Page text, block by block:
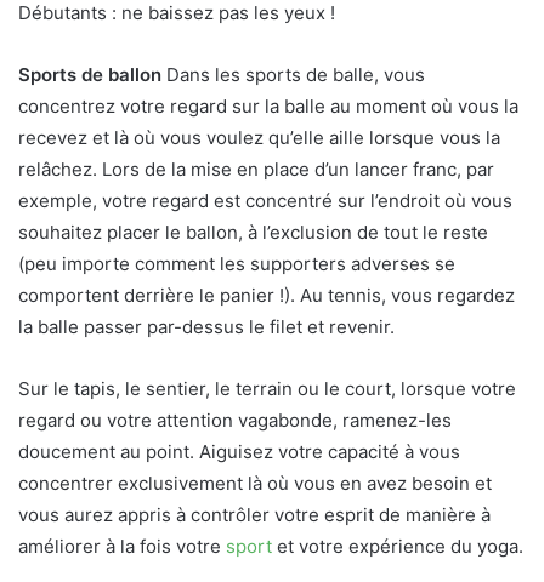
Débutants : ne baissez pas les yeux !
Sports de ballon Dans les sports de balle, vous
concentrez votre regard sur la balle au moment où vous la
recevez et là où vous voulez qu’elle aille lorsque vous la
relâchez. Lors de la mise en place d’un lancer franc, par
exemple, votre regard est concentré sur l’endroit où vous
souhaitez placer le ballon, à l’exclusion de tout le reste
(peu importe comment les supporters adverses se
comportent derrière le panier !). Au tennis, vous regardez
la balle passer par-dessus le filet et revenir.
Sur le tapis, le sentier, le terrain ou le court, lorsque votre
regard ou votre attention vagabonde, ramenez-les
doucement au point. Aiguisez votre capacité à vous
concentrer exclusivement là où vous en avez besoin et
vous aurez appris à contrôler votre esprit de manière à
améliorer à la fois votre sport et votre expérience du yoga.